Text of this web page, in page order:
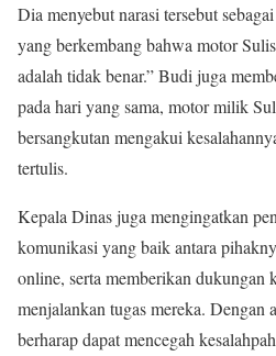
Dia menyebut narasi tersebut
yang berkembang bahwa motor
adalah tidak benar.” Budi juga
pada hari yang sama, motor milik
bersangkutan mengakui
tertulis.
Kepala Dinas juga mengingatkan
komunikasi yang baik antara
online, serta memberikan dukungan
menjalankan tugas mereka. Dengan
berharap dapat mencegah